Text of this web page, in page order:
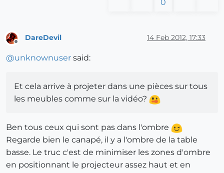
0
DareDevil 14 Feb 2012, 17:33
@unknownuser said:
Et cela arrive à projeter dans une pièces sur tous
les meubles comme sur la vidéo?
Ben tous ceux qui sont pas dans l'ombre
Regarde bien le canapé, il y a l'ombre de la table
basse. Le truc c'est de minimiser les zones d'ombre
en positionnant le projecteur assez haut et en